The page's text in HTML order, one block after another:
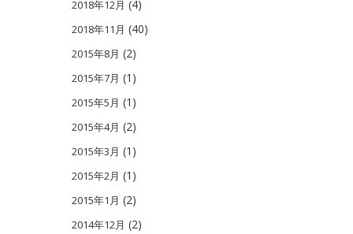
2018年12月 (4)
2018年11月 (40)
2015年8月 (2)
2015年7月 (1)
2015年5月 (1)
2015年4月 (2)
2015年3月 (1)
2015年2月 (1)
2015年1月 (2)
2014年12月 (2)